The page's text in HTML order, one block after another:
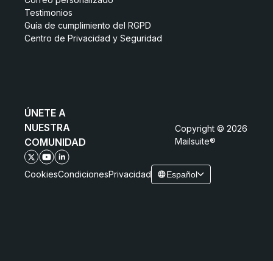
Testimonios
Guía de cumplimiento del RGPD
Centro de Privacidad y Seguridad
ÚNETE A
NUESTRA
COMUNIDAD
Copyright © 2026
Mailsuite®
CookiesCondicionesPrivacidad Español